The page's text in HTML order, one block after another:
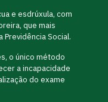
e esdrúxula, com
que mais
Previdência Social.
o único método
a incapacidade
do exame